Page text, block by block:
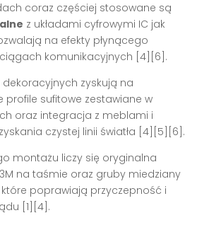
coraz częściej stosowane są
z układami cyfrowymi IC jak
na efekty płynącego
ciągach komunikacyjnych [4][6].
zyskują na
profile sufitowe zestawiane w
oraz integracja z meblami i
czystej linii światła [4][5][6].
montażu liczy się oryginalna
na taśmie oraz gruby miedziany
które poprawiają przyczepność i
[1][4].